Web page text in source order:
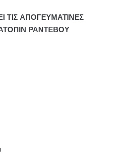
ΤΙΣ ΑΠΟΓΕΥΜΑΤΙΝΕΣ
ΡΑΝΤΕΒΟΥ